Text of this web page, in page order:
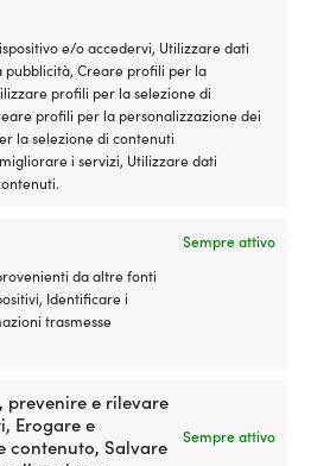
e/o accedervi, Utilizzare dati
pubblicità, Creare profili per la
profili per la selezione di
profili per la personalizzazione dei
la selezione di contenuti
i servizi, Utilizzare dati
Sempre attivo
da altre fonti
Identificare i
trasmesse
prevenire e rilevare
Erogare e
contenuto, Salvare
Sempre attivo
Il
prezzo
attuale
è:
43,78 €.
bianco con cima nera
79,99€
IVA incl.
10 DISPONIBILI (ORDINABILE)
Parabordo Polyform F01L, 56